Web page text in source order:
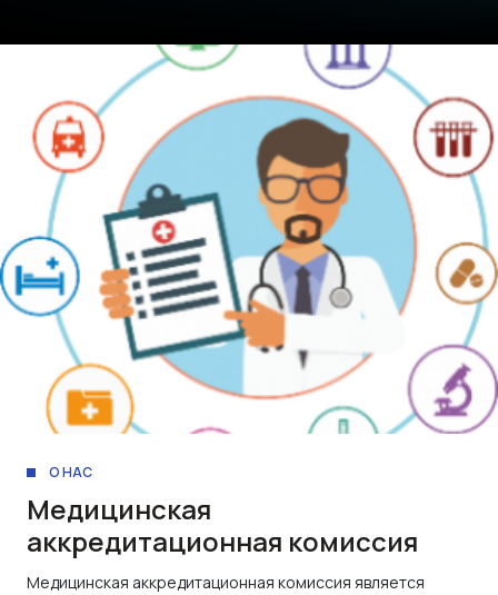
О НАС
Медицинская
аккредитационная комиссия
Медицинская аккредитационная комиссия является